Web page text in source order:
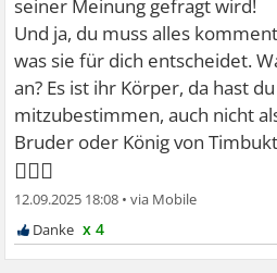
seiner Meinung gefragt wird!
Und ja, du muss alles
was sie für dich entscheidet.
an? Es ist ihr Körper, da hast
mitzubestimmen, auch nicht
Bruder oder König von
🤷🏼‍♀
12.09.2025 18:08 •
x 4